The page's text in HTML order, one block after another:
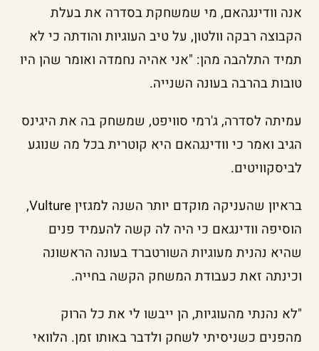
אנה וודינגהאם, מי שמשחקת בסדרה את בעלת
הקבוצה רבקה וולטון, על טיב העוגיות והודתה כי לא
תמיד התלהבה מהן: "אני אהיה נחמדה ואומר שהן היו
טובות בהרבה בעונה השנייה.
עמיתה לסדרה, ג'רמי סוויפט, שמשחק בה את היגינס
הגיב ואמר כי וודינגהאם היא קוטרית בכל מה שנוגע
לביסקוויטים.
בראיון שהעניקה מוקדם יותר השנה למגזין Vulture,
הוסיפה וודינגאם כי היה לה קשה להעמיד פנים
שהיא נהנית מעוגיות השורטברד בעונה הראשונה
וכינתה זאת כעבודת המשחק הקשה בחייה.
"לא נהנתי מהעוגיות, הן ייבשו לי את כל הרוק
מהפנים כשניסיתי לשחק ולדבר באותו זמן. הלוואי